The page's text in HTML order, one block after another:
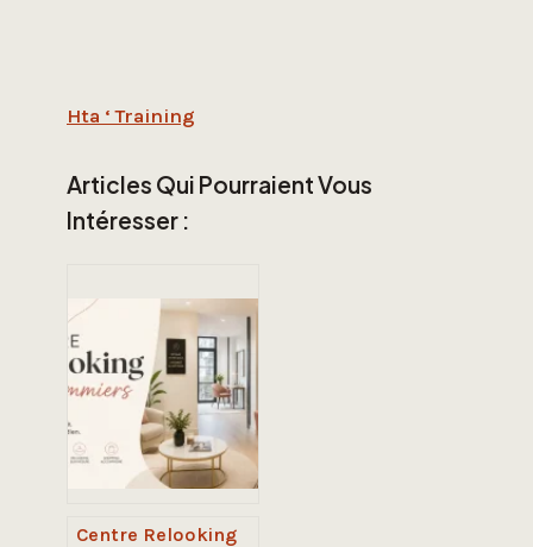
Hta ‘ Training
Articles Qui Pourraient Vous
Intéresser :
Centre Relooking